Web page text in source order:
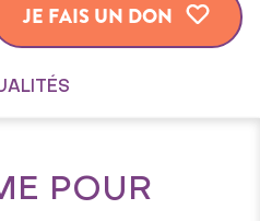
JE FAIS UN DON
POUR